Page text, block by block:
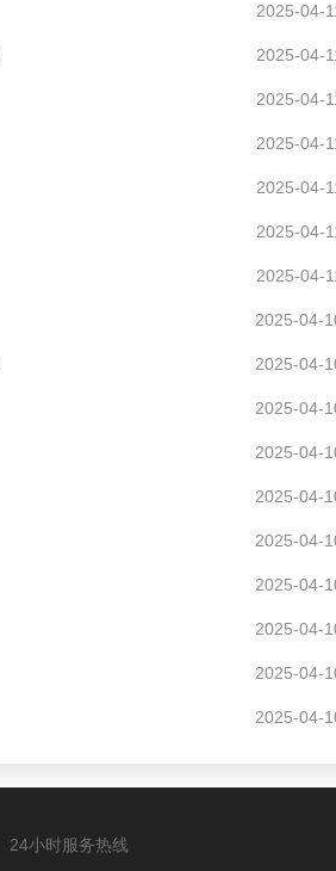
2025-04-
2025-04-
2025-04-
2025-04-
2025-04-
2025-04-
2025-04-
2025-04-
2025-04-
2025-04-
2025-04-
2025-04-
2025-04-
2025-04-
2025-04-
2025-04-
2025-04-
24小时服务热线